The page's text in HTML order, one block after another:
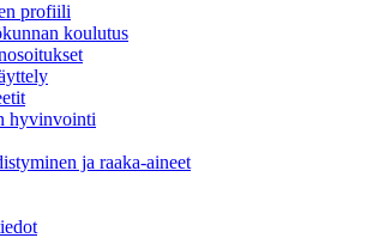
profiili
koulutus
hyvinvointi
ja raaka-aineet